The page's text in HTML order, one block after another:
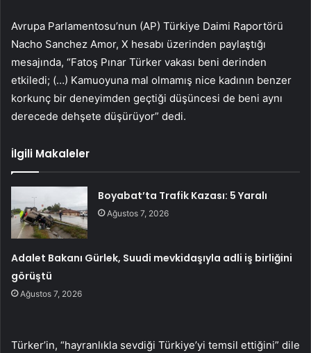
Avrupa Parlamentosu’nun (AP) Türkiye Daimi Raportörü
Nacho Sanchez Amor, X hesabı üzerinden paylaştığı
mesajında, “Fatoş Pınar Türker vakası beni derinden
etkiledi; (…) Kamuoyuna mal olmamış nice kadının benzer
korkunç bir deneyimden geçtiği düşüncesi de beni aynı
derecede dehşete düşürüyor” dedi.
İlgili Makaleler
Boyabat’ta Trafik Kazası: 5 Yaralı
Ağustos 7, 2026
Adalet Bakanı Gürlek, Suudi mevkidaşıyla adli iş birliğini
görüştü
Ağustos 7, 2026
Türker’in, “hayranlıkla sevdiği Türkiye’yi temsil ettiğini” dile